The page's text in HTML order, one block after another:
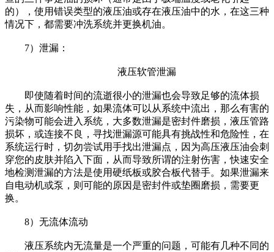
的），使用错误类型的液压油或存在液压油中的水，在这三种
情况下，都需要冲洗系统并更换机油。
7）泄漏：
液压软管泄漏
即使随着时间的流逝很小的泄漏也会导致足够的流体损
失，从而影响性能，如果流体可以从系统中流出，那么有害的
污染物可能会进入系统，大多数泄漏是密封件磨损，液压管路
损坏，或连接不良，寻找泄漏源可能具有挑战性和危险性，在
系统运行时，切勿尝试用手找出泄漏点，因为高压液压油会刺
穿您的皮肤并陷入下面，从而导致所谓的注射伤害，快速安全
地检测泄漏的方法是使用硬纸板或胶合板代替手。如果泄漏来
自电动机或泵，则可能的原因是密封件或垫圈磨损，需要更
换。
8）无流体流动
液压系统内无流量是一个严重的问题，可能有几种不同的